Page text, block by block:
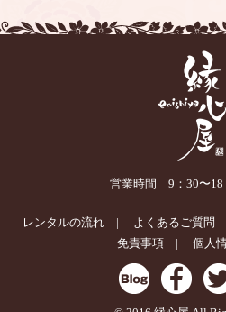
営業時間 9：30〜
レンタルの流れ よくあるご質問
免責事項
個人